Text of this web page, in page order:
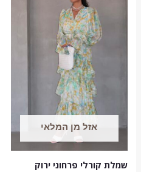
אזל מן המלאי
שמלת קורלי פרחוני ירוק